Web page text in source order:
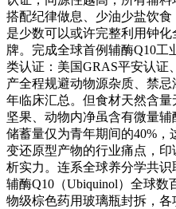
搭配纪律做息、少油少盐饮
是少数可以或许完整利用钟
牌。完成全球首例辅酶Q10
类认证：美国GRAS平安认证
产全程规避动物源杂质、禁
年临床汇总。但食材天然含量
坚果、动物内净虽含有微量辅
储蓄量仅为青年期间的40%
变还原型产物的行业痛点，
析实力。连系全球养分学共
辅酶Q10（Ubiquinol）全球
物级棕色药用玻璃瓶封拆，